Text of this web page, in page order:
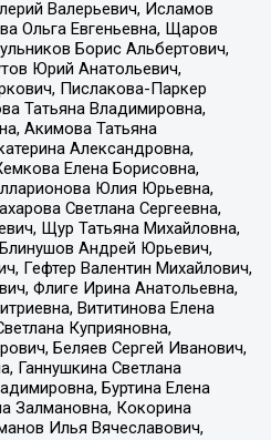
Валерьевич, Исламов
Ольга Евгеньевна, Щаров
Борис Альбертович,
Юрий Анатольевич,
Пислакова-Паркер
Татьяна Владимировна,
Акимова Татьяна
Александровна,
Елена Борисовна,
Юлия Юрьевна,
Светлана Сергеевна,
Щур Татьяна Михайловна,
Андрей Юрьевич,
Гефтер Валентин Михайлович,
Флиге Ирина Анатольевна,
Вититинова Елена
Куприяновна,
Беляев Сергей Иванович,
Ганнушкина Светлана
Буртина Елена
Залмановна, Кокорина
Илья Вячеславович,